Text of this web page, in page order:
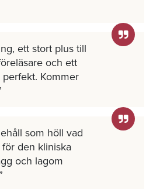
ett stort plus till
och ett
Kommer
som höll vad
den kliniska
och lagom